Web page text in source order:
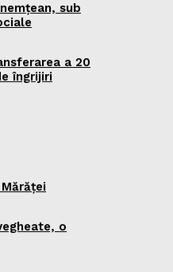
sub
a 20
îngrijiri
o